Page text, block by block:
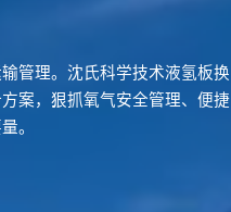
管理。沈氏科学技术液氢板换
案，狠抓氧气安全管理、便捷
。